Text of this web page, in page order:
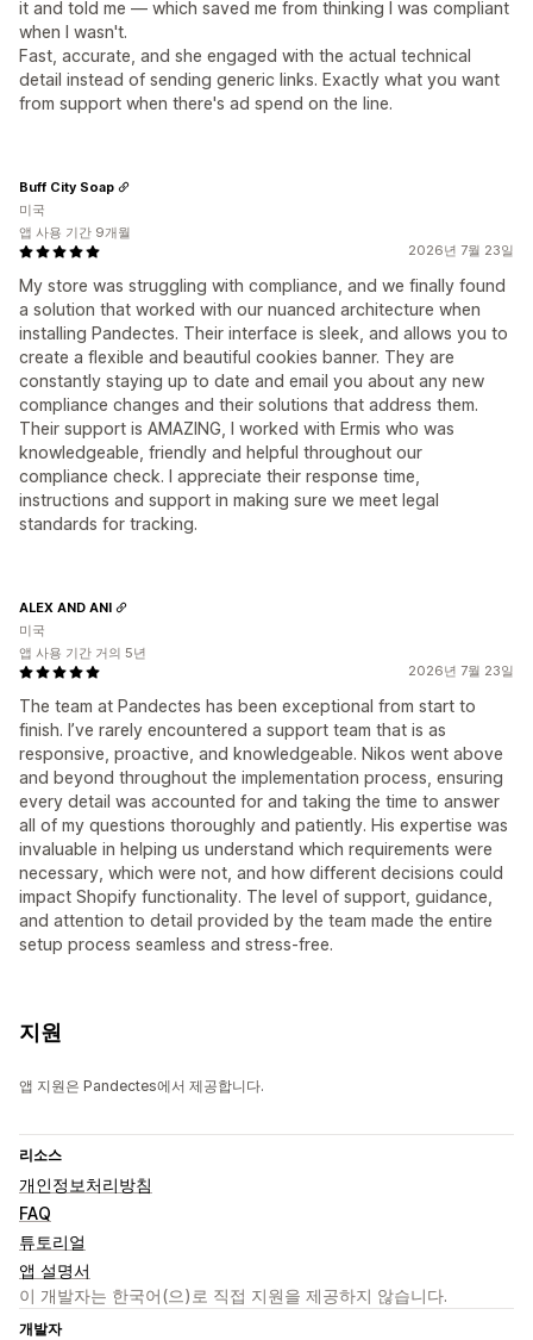
it and told me — which saved me from thinking I was compliant
when I wasn't.
Fast, accurate, and she engaged with the actual technical
detail instead of sending generic links. Exactly what you want
from support when there's ad spend on the line.
2026년 7월 23일
My store was struggling with compliance, and we finally found
a solution that worked with our nuanced architecture when
installing Pandectes. Their interface is sleek, and allows you to
create a flexible and beautiful cookies banner. They are
constantly staying up to date and email you about any new
compliance changes and their solutions that address them.
Their support is AMAZING, I worked with Ermis who was
knowledgeable, friendly and helpful throughout our
compliance check. I appreciate their response time,
instructions and support in making sure we meet legal
standards for tracking.
Buff City Soap
미국
앱 사용 기간 9개월
2026년 7월 23일
The team at Pandectes has been exceptional from start to
finish. I’ve rarely encountered a support team that is as
responsive, proactive, and knowledgeable. Nikos went above
and beyond throughout the implementation process, ensuring
every detail was accounted for and taking the time to answer
all of my questions thoroughly and patiently. His expertise was
invaluable in helping us understand which requirements were
necessary, which were not, and how different decisions could
impact Shopify functionality. The level of support, guidance,
and attention to detail provided by the team made the entire
setup process seamless and stress-free.
ALEX AND ANI
미국
앱 사용 기간 거의 5년
지원
앱 지원은 Pandectes에서 제공합니다.
리소스
개인정보처리방침
FAQ
튜토리얼
앱 설명서
이 개발자는 한국어(으)로 직접 지원을 제공하지 않습니다.
개발자